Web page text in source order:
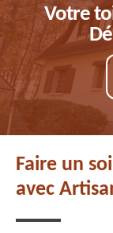
Votre
Faire un
avec